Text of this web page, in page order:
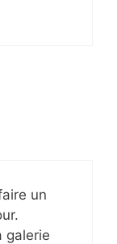
un
galerie